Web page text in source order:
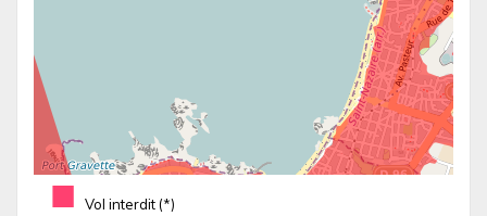
■ Vol interdit (*)